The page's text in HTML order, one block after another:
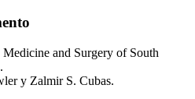
and Surgery of South
y Zalmir S. Cubas.